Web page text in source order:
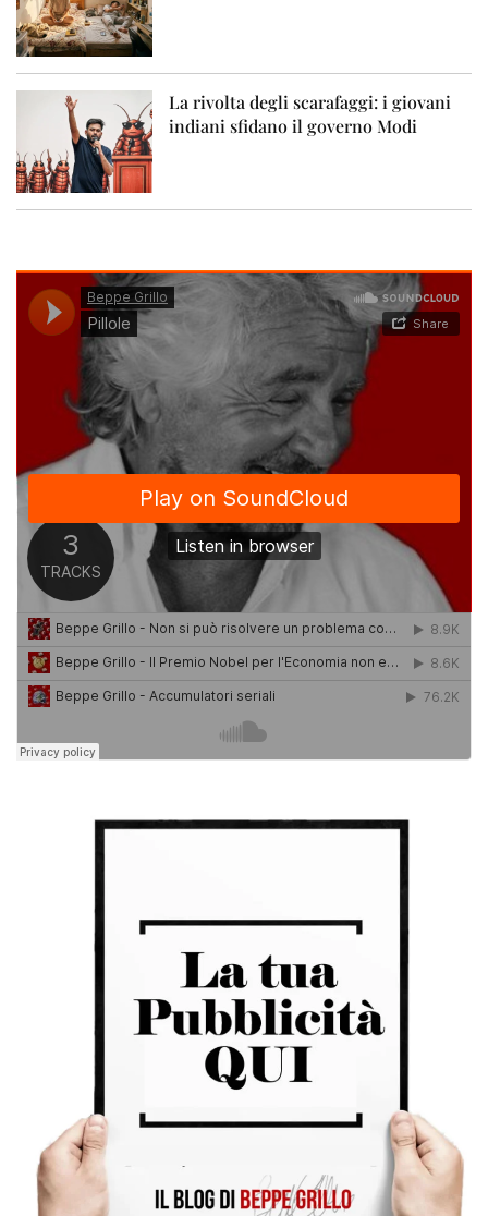
La rivolta degli scarafaggi: i giovani
indiani sfidano il governo Modi